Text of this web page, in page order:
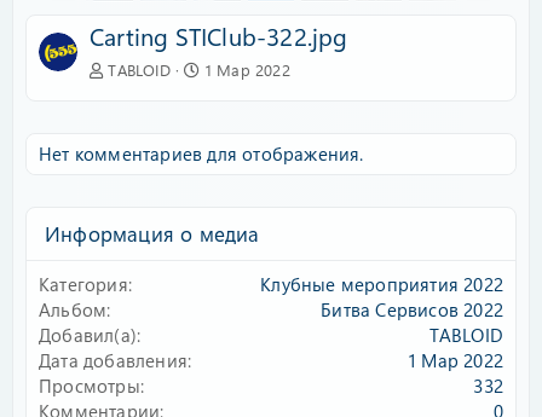
Carting STIClub-322.jpg
TABLOID 1 Мар 2022
Нет комментариев для отображения.
Информация о медиа
Категория
Клубные мероприятия 2022
Альбом
Битва Сервисов 2022
Добавил(а)
TABLOID
Дата добавления
1 Мар 2022
Просмотры
332
Комментарии
0